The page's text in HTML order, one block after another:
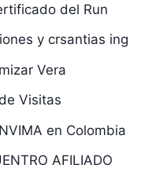
del Run
y crsantias ing
Vera
Visitas
en Colombia
AFILIADO